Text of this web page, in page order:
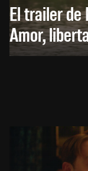
El trailer de
Amor,